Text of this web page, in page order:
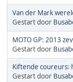
Van der Mark
Gestart door
MOTO GP: 2013
Gestart door
Kiftende coureurs:
Gestart door